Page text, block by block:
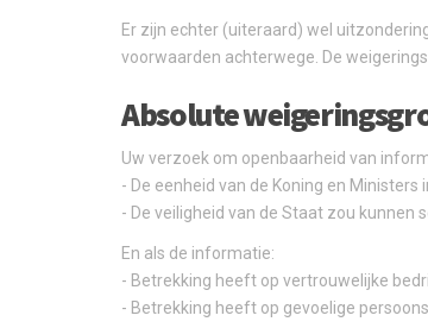
Er zijn echter (uiteraard) wel
voorwaarden achterwege. De
Absolute
Uw verzoek om openbaarheid van
- De eenheid van de Koning en
- De veiligheid van de Staat zou kunnen
En als de informatie:
- Betrekking heeft op vertrouwelijke
- Betrekking heeft op gevoelige